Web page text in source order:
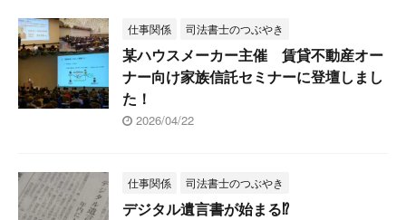
仕事関係 司法書士のつぶやき
某ハウスメーカー主催 賃貸不動産オー
ナー向け家族信託セミナーに登壇しまし
た！
2026/04/22
仕事関係 司法書士のつぶやき
デジタル遺言書が始まる⁉